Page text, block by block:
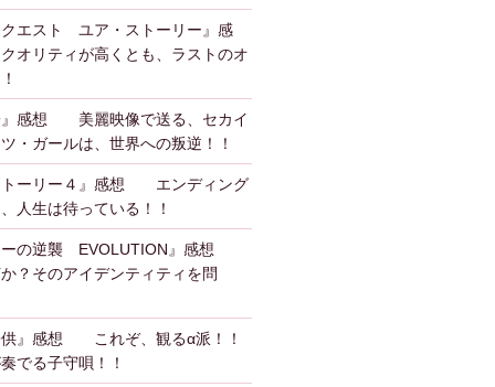
エスト ユア・ストーリー』感
リティが高くとも、ラストのオ
』感想 美麗映像で送る、セカイ
・ガールは、世界への叛逆！！
トーリー４』感想 エンディング
人生は待っている！！
ーの逆襲 EVOLUTION』感想
？そのアイデンティティを問
供』感想 これぞ、観るα派！！
でる子守唄！！